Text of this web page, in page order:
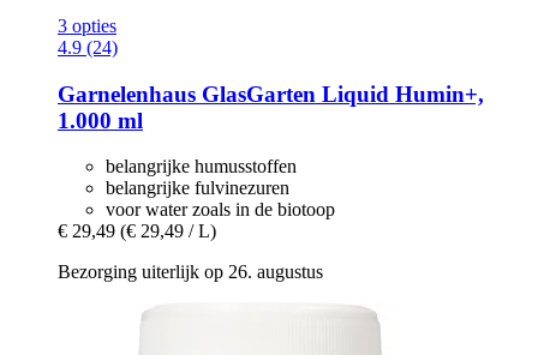
3 opties
4.9 (24)
Garnelenhaus GlasGarten Liquid Humin+,
1.000 ml
belangrijke humusstoffen
belangrijke fulvinezuren
voor water zoals in de biotoop
€ 29,49 (€ 29,49 / L)
Bezorging uiterlijk op 26. augustus